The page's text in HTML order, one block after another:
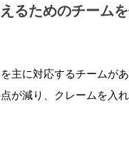
るためのチーム
主に対応するチームが
が減り、クレームを入